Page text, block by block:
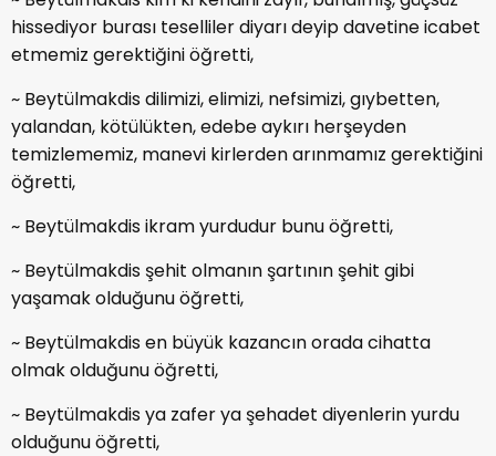
hissediyor burası teselliler diyarı deyip davetine icabet
etmemiz gerektiğini öğretti,
~ Beytülmakdis dilimizi, elimizi, nefsimizi, gıybetten,
yalandan, kötülükten, edebe aykırı herşeyden
temizlememiz, manevi kirlerden arınmamız gerektiğini
öğretti,
~ Beytülmakdis ikram yurdudur bunu öğretti,
~ Beytülmakdis şehit olmanın şartının şehit gibi
yaşamak olduğunu öğretti,
~ Beytülmakdis en büyük kazancın orada cihatta
olmak olduğunu öğretti,
~ Beytülmakdis ya zafer ya şehadet diyenlerin yurdu
olduğunu öğretti,